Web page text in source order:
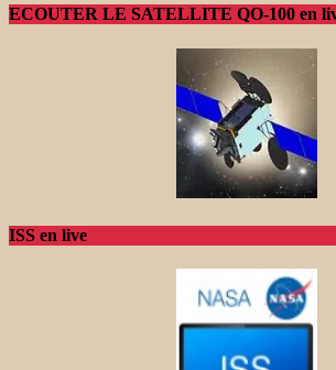
ECOUTER LE SATELLITE QO-100 en
ISS en live